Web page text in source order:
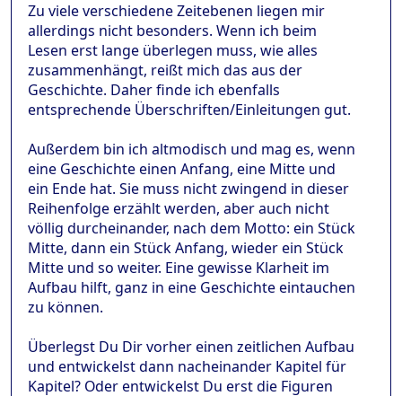
Zu viele verschiedene Zeitebenen liegen mir
allerdings nicht besonders. Wenn ich beim
Lesen erst lange überlegen muss, wie alles
zusammenhängt, reißt mich das aus der
Geschichte. Daher finde ich ebenfalls
entsprechende Überschriften/Einleitungen gut.
Außerdem bin ich altmodisch und mag es, wenn
eine Geschichte einen Anfang, eine Mitte und
ein Ende hat. Sie muss nicht zwingend in dieser
Reihenfolge erzählt werden, aber auch nicht
völlig durcheinander, nach dem Motto: ein Stück
Mitte, dann ein Stück Anfang, wieder ein Stück
Mitte und so weiter. Eine gewisse Klarheit im
Aufbau hilft, ganz in eine Geschichte eintauchen
zu können.
Überlegst Du Dir vorher einen zeitlichen Aufbau
und entwickelst dann nacheinander Kapitel für
Kapitel? Oder entwickelst Du erst die Figuren